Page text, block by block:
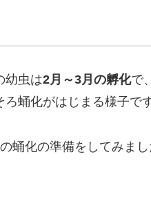
幼虫は2月～3月の孵化で
蛹化がはじまる様子です
蛹化の準備をしてみまし